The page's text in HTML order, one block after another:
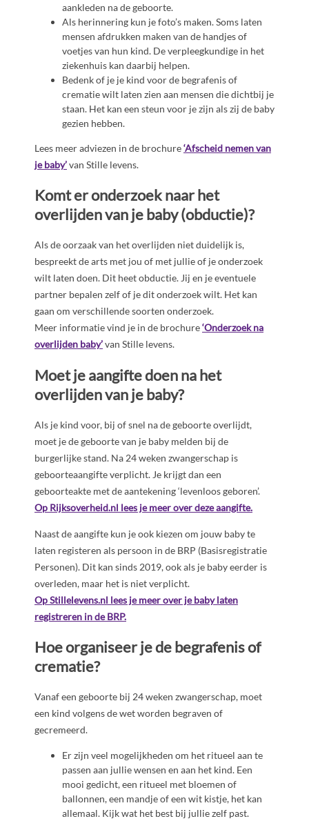
aankleden na de geboorte.
Als herinnering kun je foto’s maken. Soms laten
mensen afdrukken maken van de handjes of
voetjes van hun kind. De verpleegkundige in het
ziekenhuis kan daarbij helpen.
Bedenk of je je kind voor de begrafenis of
crematie wilt laten zien aan mensen die dichtbij je
staan. Het kan een steun voor je zijn als zij de baby
gezien hebben.
Lees meer adviezen in de brochure‘Afscheid nemen van
je baby’van Stille levens.
Komt er onderzoek naar het
overlijden van je baby (obductie)?
Als de oorzaak van het overlijden niet duidelijk is,
bespreekt de arts met jou of met jullie of je onderzoek
wilt laten doen. Dit heet obductie. Jij en je eventuele
partner bepalen zelf of je dit onderzoek wilt. Het kan
gaan om verschillende soorten onderzoek.
Meer informatie vind je in de brochure‘Onderzoek na
overlijden baby’van Stille levens.
Moet je aangifte doen na het
overlijden van je baby?
Als je kind voor, bij of snel na de geboorte overlijdt,
moet je de geboorte van je baby melden bij de
burgerlijke stand. Na 24 weken zwangerschap is
geboorteaangifte verplicht. Je krijgt dan een
geboorteakte met de aantekening ‘levenloos geboren’.
Op Rijksoverheid.nl lees je meer over deze aangifte.
Naast de aangifte kun je ook kiezen om jouw baby te
laten registeren als persoon in de BRP (Basisregistratie
Personen). Dit kan sinds 2019, ook als je baby eerder is
overleden, maar het is niet verplicht.
Op Stillelevens.nl lees je meer over je baby laten
registreren in de BRP.
Hoe organiseer je de begrafenis of
crematie?
Vanaf een geboorte bij 24 weken zwangerschap, moet
een kind volgens de wet worden begraven of
gecremeerd.
Er zijn veel mogelijkheden om het ritueel aan te
passen aan jullie wensen en aan het kind. Een
mooi gedicht, een ritueel met bloemen of
ballonnen, een mandje of een wit kistje, het kan
allemaal. Kijk wat het best bij jullie zelf past.